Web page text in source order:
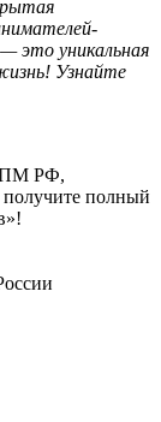
это уникальная
Узнайте
РФ,
полный